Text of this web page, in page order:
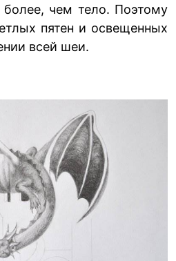
чем тело. Поэтому
пятен и освещенных
всей шеи.